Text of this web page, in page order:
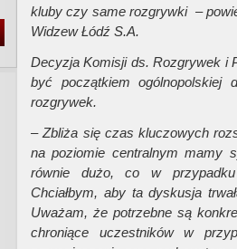
kluby czy same rozgrywki –
Widzew Łódź S.A.
Decyzja Komisji ds. Rozgrywek i
być początkiem ogólnopolskiej
rozgrywek.
– Zbliża się czas kluczowych
na poziomie centralnym mamy
równie dużo, co w przypadku
Chciałbym, aby ta dyskusja
Uważam, że potrzebne są
chroniące uczestników w